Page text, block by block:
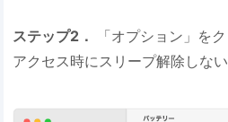
ステップ2．
「オプション」を
アクセス時にスリープ解除しな